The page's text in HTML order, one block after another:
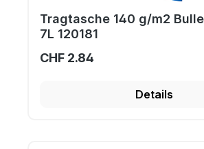
Tragtasche 140 g/m2
7L 120181
CHF 2.84
Details